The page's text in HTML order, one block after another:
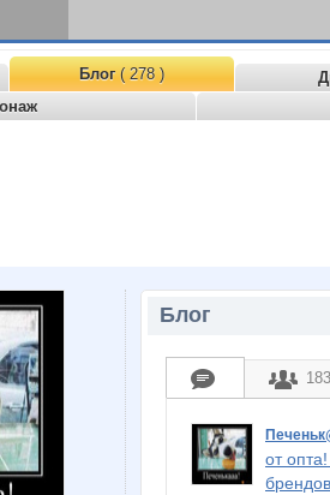
Блог( 278 )
Блог
от